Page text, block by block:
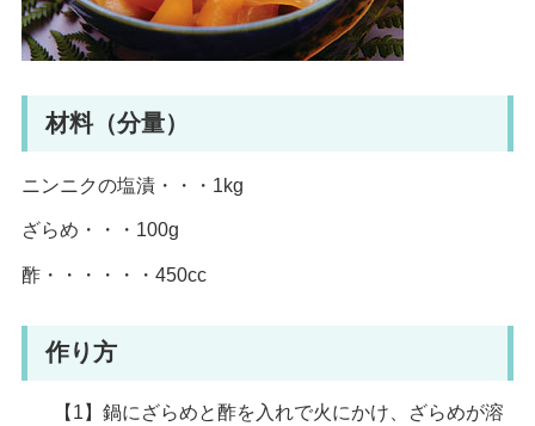
材料（分量）
ニンニクの塩漬・・・1kg
ざらめ・・・100g
酢・・・・・・450cc
作り方
【1】鍋にざらめと酢を入れで火にかけ、ざらめが溶